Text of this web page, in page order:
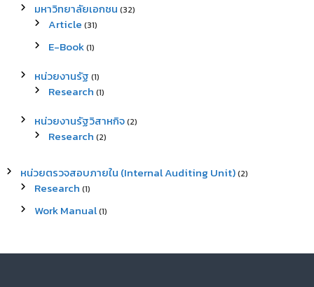
มหาวิทยาลัยเอกชน (32)
Article (31)
E-Book(1)
หน่วยงานรัฐ (1)
Research (1)
หน่วยงานรัฐวิสาหกิจ(2)
Research (2)
หน่วยตรวจสอบภายใน (Internal Auditing Unit)(2)
Research (1)
Work Manual(1)